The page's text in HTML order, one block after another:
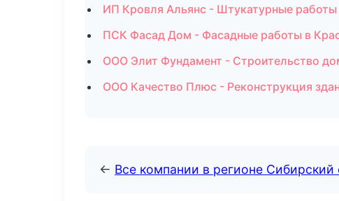
ИП Кровля Альянс - Штукатурные работы
ПСК Фасад Дом - Фасадные работы в
ООО Элит Фундамент - Строительство
ООО Качество Плюс - Реконструкция
← Все компании в регионе